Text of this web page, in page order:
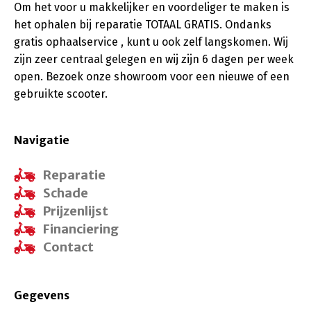
Om het voor u makkelijker en voordeliger te maken is
het ophalen bij reparatie TOTAAL GRATIS. Ondanks
gratis ophaalservice , kunt u ook zelf langskomen. Wij
zijn zeer centraal gelegen en wij zijn 6 dagen per week
open. Bezoek onze showroom voor een nieuwe of een
gebruikte scooter.
Navigatie
Reparatie
Schade
Prijzenlijst
Financiering
Contact
Gegevens